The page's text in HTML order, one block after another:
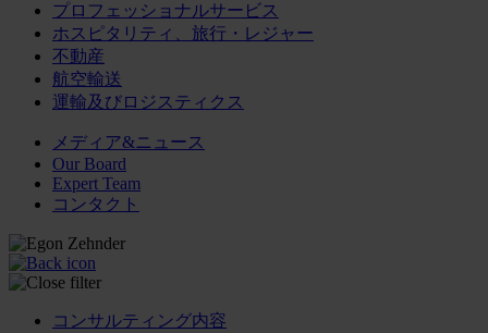
プロフェッショナルサービス
ホスピタリティ、旅行・レジャー
不動産
航空輸送
運輸及びロジスティクス
メディア&ニュース
Our Board
Expert Team
コンタクト
コンサルティング内容